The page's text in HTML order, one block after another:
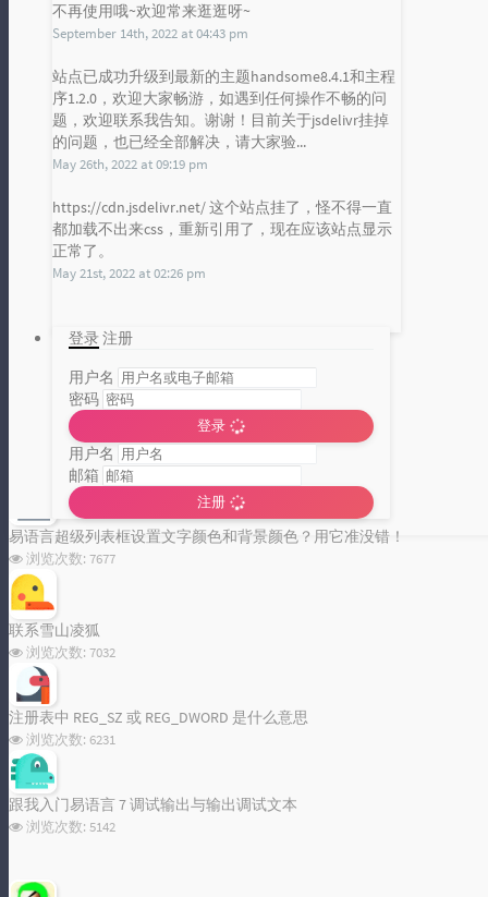
发布统计图
Loading...
Loading...
不再使用哦~欢迎常来逛逛呀~
September 14th, 2022 at 04:43 pm
站点已成功升级到最新的主题handsome8.4.1和主程
序1.2.0，欢迎大家畅游，如遇到任何操作不畅的问
题，欢迎联系我告知。谢谢！目前关于jsdelivr挂掉
的问题，也已经全部解决，请大家验...
May 26th, 2022 at 09:19 pm
https://cdn.jsdelivr.net/ 这个站点挂了，怪不得一直
都加载不出来css，重新引用了，现在应该站点显示
正常了。
May 21st, 2022 at 02:26 pm
登录注册
用户名
密码
登录
用户名
邮箱
注册
嘿嘿嘿，本文是一篇工具教学文章，
主要呢就是跟大家来谈谈这一款强大
2017 年 03 月 02 日
暂无评论
热门文章
百度批量链接提交工具发布，从此站长主动提交链接给百度不是难题
浏览次数:62706
易语言超级列表框设置文字颜色和背景颜色？用它准没错！
浏览次数: 7677
联系雪山凌狐
浏览次数: 7032
注册表中 REG_SZ 或 REG_DWORD 是什么意思
浏览次数: 6231
跟我入门易语言 7 调试输出与输出调试文本
浏览次数: 5142